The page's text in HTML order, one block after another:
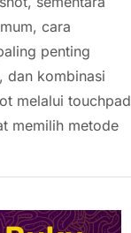
cara
penting
dan kombinasi
melalui touchpad
memilih metode